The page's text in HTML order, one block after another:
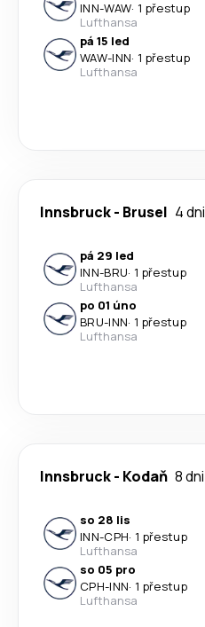
INN-WAW· 1 přestup
Lufthansa
pá 15 led
WAW-INN· 1 přestup
Lufthansa
Innsbruck- Brusel 4 dni
pá 29 led
INN-BRU· 1 přestup
Lufthansa
po 01 úno
BRU-INN· 1 přestup
Lufthansa
Innsbruck- Kodaň 8 dni
so 28 lis
INN-CPH· 1 přestup
Lufthansa
so 05 pro
CPH-INN· 1 přestup
Lufthansa